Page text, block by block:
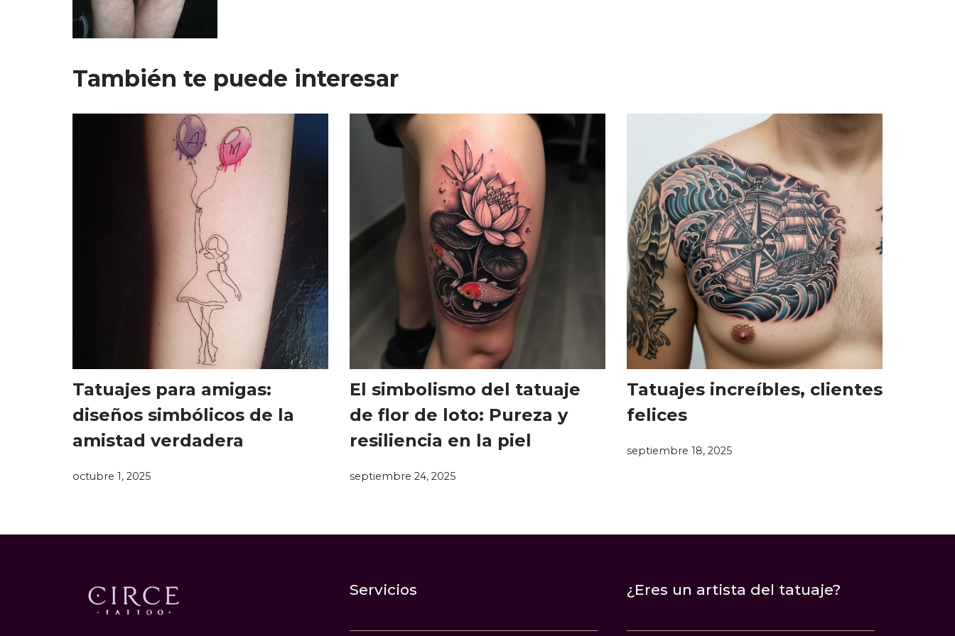
También te puede interesar
Tatuajes para amigas:
diseños simbólicos de la
amistad verdadera
octubre 1, 2025
El simbolismo del tatuaje
de flor de loto: Pureza y
resiliencia en la piel
septiembre 24, 2025
Tatuajes increíbles, clientes
felices
septiembre 18, 2025
Servicios ¿Eres un artista del tatuaje?